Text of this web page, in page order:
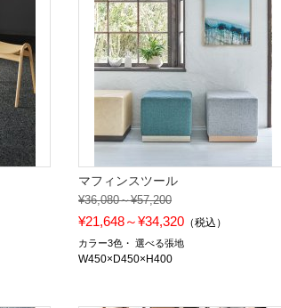
マフィンスツール
¥36,080～¥57,200
¥21,648～¥34,320 （税込）
カラー3色 選べる張地
W450×D450×H400